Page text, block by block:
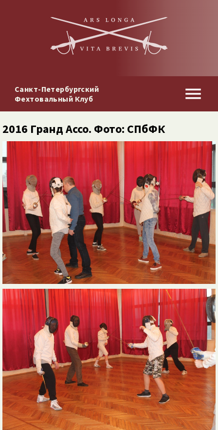
Санкт-Петербургский
Фехтовальный Клуб
2016 Гранд Ассо. Фото: СПбФК